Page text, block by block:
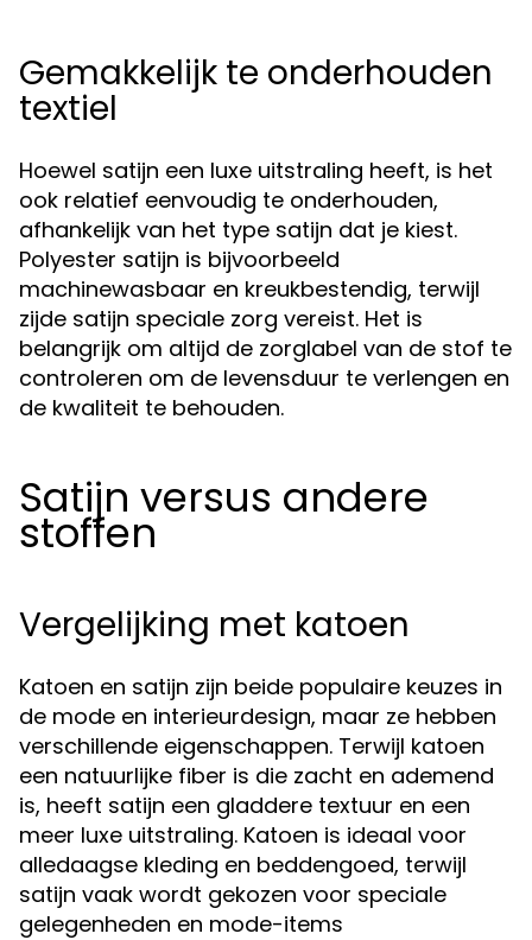
Gemakkelijk te onderhouden
textiel
Hoewel satijn een luxe uitstraling heeft, is het
ook relatief eenvoudig te onderhouden,
afhankelijk van het type satijn dat je kiest.
Polyester satijn is bijvoorbeeld
machinewasbaar en kreukbestendig, terwijl
zijde satijn speciale zorg vereist. Het is
belangrijk om altijd de zorglabel van de stof te
controleren om de levensduur te verlengen en
de kwaliteit te behouden.
Satijn versus andere
stoffen
Vergelijking met katoen
Katoen en satijn zijn beide populaire keuzes in
de mode en interieurdesign, maar ze hebben
verschillende eigenschappen. Terwijl katoen
een natuurlijke fiber is die zacht en ademend
is, heeft satijn een gladdere textuur en een
meer luxe uitstraling. Katoen is ideaal voor
alledaagse kleding en beddengoed, terwijl
satijn vaak wordt gekozen voor speciale
gelegenheden en mode-items